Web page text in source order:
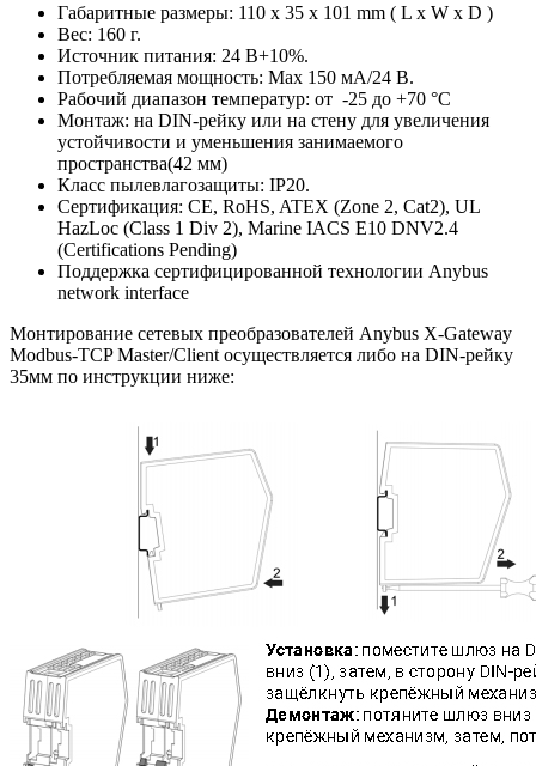
Габаритные размеры: 110 x 35 x 101 mm ( L x W x D )
Вес: 160 г.
Источник питания: 24 В+10%.
Потребляемая мощность: Мах 150 мА/24 В.
Рабочий диапазон температур: от -25 до +70 °C
Монтаж: на DIN-рейку или на стену для увеличения
устойчивости и уменьшения занимаемого
пространства(42 мм)
Класс пылевлагозащиты: IP20.
Сертификация: CE, RoHS, ATEX (Zone 2, Cat2), UL
HazLoc (Class 1 Div 2), Marine IACS E10 DNV2.4
(Certifications Pending)
Поддержка сертифицированной технологии Anybus
network interface
Монтирование сетевых преобразователей Anybus X-Gateway
Modbus-TCP Master/Client осуществляется либо на DIN-рейку
35мм по инструкции ниже: